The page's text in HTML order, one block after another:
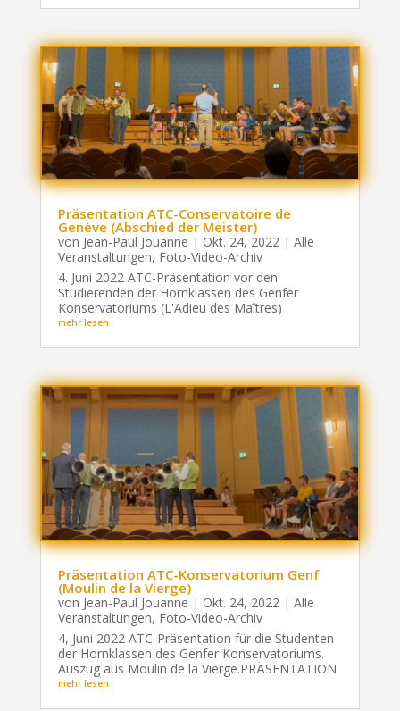
Präsentation ATC-Conservatoire de
Genève (Abschied der Meister)
von Jean-Paul Jouanne | Okt. 24, 2022 | Alle
Veranstaltungen, Foto-Video-Archiv
4. Juni 2022 ATC-Präsentation vor den
Studierenden der Hornklassen des Genfer
Konservatoriums (L'Adieu des Maîtres)
mehr lesen
Präsentation ATC-Konservatorium Genf
(Moulin de la Vierge)
von Jean-Paul Jouanne | Okt. 24, 2022 | Alle
Veranstaltungen, Foto-Video-Archiv
4, Juni 2022 ATC-Präsentation für die Studenten
der Hornklassen des Genfer Konservatoriums.
Auszug aus Moulin de la Vierge.PRÄSENTATION
mehr lesen